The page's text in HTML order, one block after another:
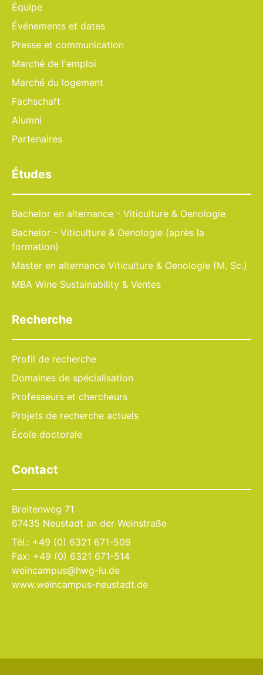
Équipe
Événements et dates
Presse et communication
Marché de l'emploi
Marché du logement
Fachschaft
Alumni
Partenaires
Études
Bachelor en alternance - Viticulture & Oenologie
Bachelor - Viticulture & Oenologie (après la
formation)
Master en alternance Viticulture & Oenologie (M. Sc.)
MBA Wine Sustainability & Ventes
Recherche
Profil de recherche
Domaines de spécialisation
Professeurs et chercheurs
Projets de recherche actuels
École doctorale
Contact
Breitenweg 71
67435 Neustadt an der Weinstraße
Tél.: +49 (0) 6321 671-509
Fax: +49 (0) 6321 671-514
weincampus@hwg-lu.de
www.weincampus-neustadt.de